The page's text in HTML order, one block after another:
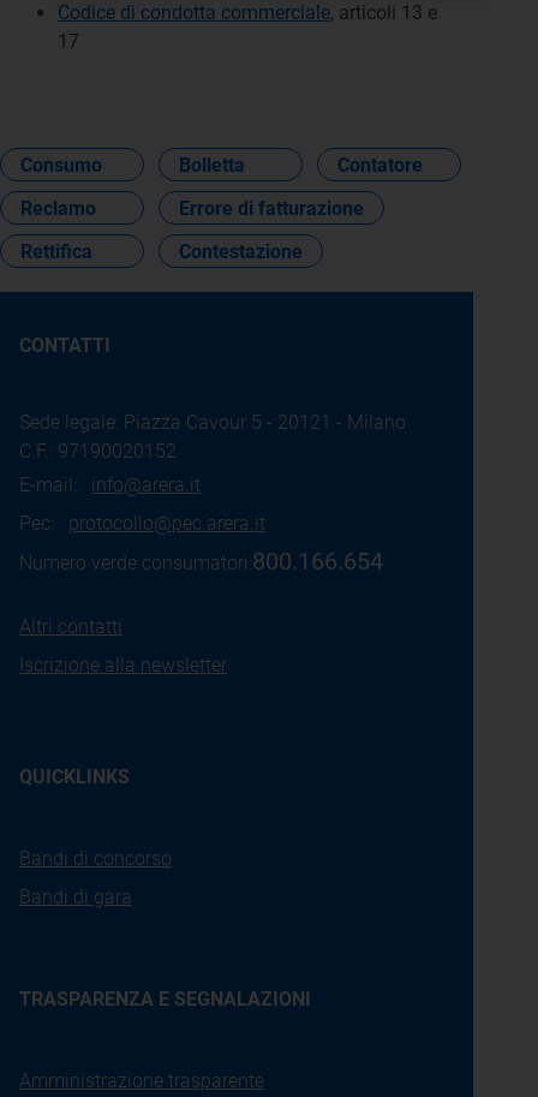
Codice di condotta commerciale, articoli 13 e
17
Consumo Bolletta
Contatore
Reclamo
Errore di fatturazione
Rettifica
Contestazione
CONTATTI
Sede legale: Piazza Cavour 5 - 20121 - Milano
C.F.: 97190020152
E-mail: info@arera.it
Pec: protocollo@pec.arera.it
Numero verde consumatori:800.166.654
Altri contatti
Iscrizione alla newsletter
QUICKLINKS
Bandi di concorso
Bandi di gara
TRASPARENZA E SEGNALAZIONI
Amministrazione trasparente